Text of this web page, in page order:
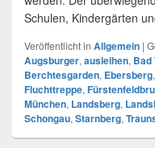
Schulen, Kindergärten
Veröffentlicht in Allgemein |
Augsburger, ausleihen, Bad
Berchtesgarden, Ebersberg,
Fluchttreppe,
München, Landsberg,
Schongau, Starnberg,